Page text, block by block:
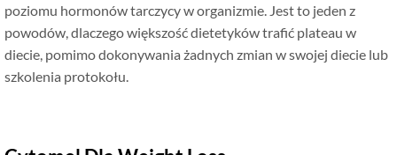
poziomu hormonów tarczycy w organizmie. Jest to jeden z
powodów, dlaczego większość dietetyków trafić plateau w
diecie, pomimo dokonywania żadnych zmian w swojej diecie lub
szkolenia protokołu.